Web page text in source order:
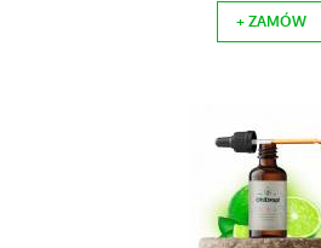
+ ZAMÓW